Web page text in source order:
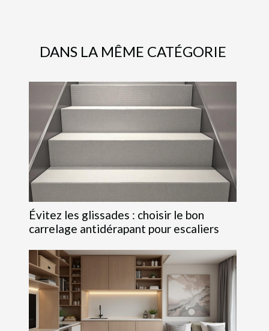
DANS LA MÊME CATÉGORIE
Évitez les glissades : choisir le bon
carrelage antidérapant pour escaliers